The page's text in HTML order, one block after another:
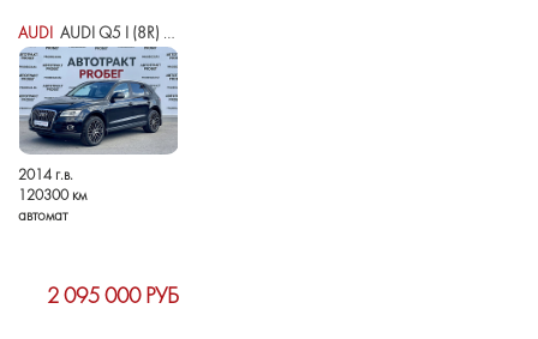
AUDI AUDI Q5 I (8R) РЕСТАЙЛИНГ
2014 г.в.
120300 км
автомат
2 095 000 РУБ